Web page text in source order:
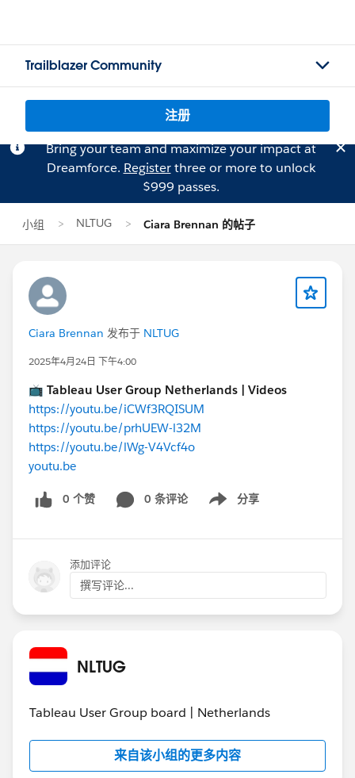
Trailblazer Community
注册
Bring your team and maximize your impact at
Dreamforce. Registerthree or more to unlock
$999 passes.
小组 NLTUG Ciara Brennan 的帖子
Ciara Brennan 发布于 NLTUG
2025年4月24日 下午4:00
📺 Tableau User Group Netherlands | Videos
https://youtu.be/iCWf3RQISUM
https://youtu.be/prhUEW-l32M
https://youtu.be/lWg-V4Vcf4o
youtu.be
0 个赞 0 条评论 分享
Show menu
添加评论
撰写评论...
NLTUG
Tableau User Group board | Netherlands
来自该小组的更多内容